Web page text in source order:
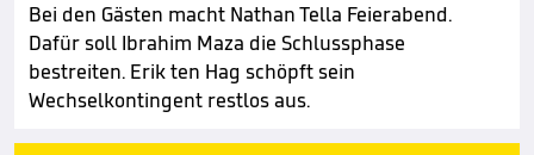
Bei den Gästen macht Nathan Tella Feierabend.
Dafür soll Ibrahim Maza die Schlussphase
bestreiten. Erik ten Hag schöpft sein
Wechselkontingent restlos aus.